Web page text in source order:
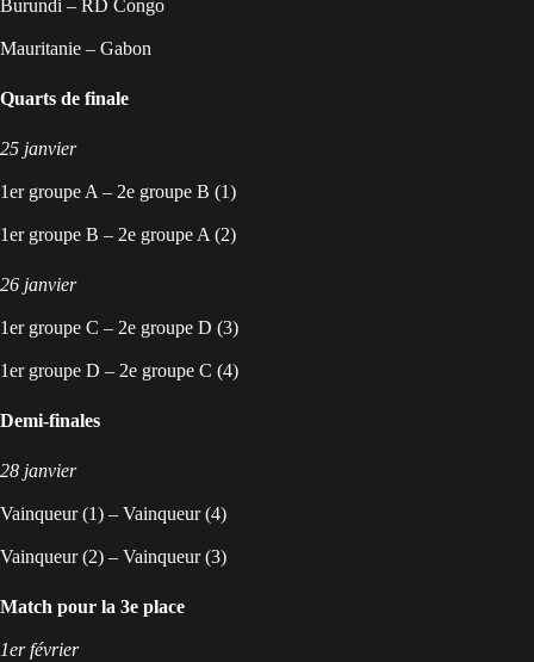
Burundi – RD Congo
Mauritanie – Gabon
Quarts de finale
25 janvier
1er groupe A – 2e groupe B (1)
1er groupe B – 2e groupe A (2)
26 janvier
1er groupe C – 2e groupe D (3)
1er groupe D – 2e groupe C (4)
Demi-finales
28 janvier
Vainqueur (1) – Vainqueur (4)
Vainqueur (2) – Vainqueur (3)
Match pour la 3e place
1er février